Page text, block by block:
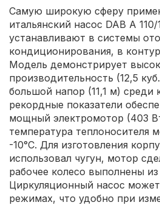
Самую широкую сферу
итальянский насос DAB A 110/
устанавливают в системы
кондиционирования, в
Модель демонстрирует
производительность (12,5
большой напор (11,1 м) среди
рекордные показатели
мощный электромотор (403
температура теплоносителя
-10°С. Для изготовления
использовал чугун, мотор
рабочее колесо выполнены
Циркуляционный насос
режимах, что удобно при